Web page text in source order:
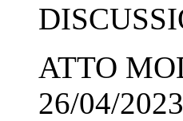
ATTO
26/04/2023